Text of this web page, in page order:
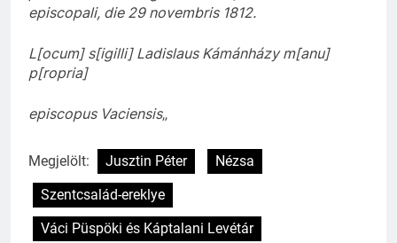
episcopali, die 29 novembris 1812.
L[ocum] s[igilli] Ladislaus Kámánházy m[anu]
p[ropria]
episcopus Vaciensis„
Megjelölt: Jusztin Péter
Nézsa
Szentcsalád-ereklye
Váci Püspöki és Káptalani Levétár